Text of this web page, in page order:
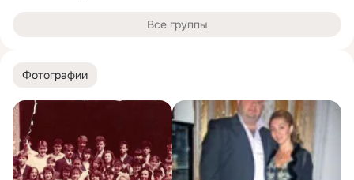
Фотографии
Все группы